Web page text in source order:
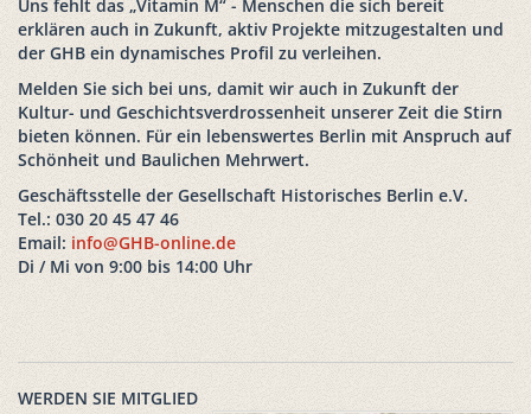
Uns fehlt das „Vitamin M“ - Menschen die sich bereit
erklären auch in Zukunft, aktiv Projekte mitzugestalten und
der GHB ein dynamisches Profil zu verleihen.
Melden Sie sich bei uns, damit wir auch in Zukunft der
Kultur- und Geschichtsverdrossenheit unserer Zeit die Stirn
bieten können. Für ein lebenswertes Berlin mit Anspruch auf
Schönheit und Baulichen Mehrwert.
Geschäftsstelle der Gesellschaft Historisches Berlin e.V.
Tel.: 030 20 45 47 46
Email: info@GHB-online.de
Di / Mi von 9:00 bis 14:00 Uhr
WERDEN SIE MITGLIED